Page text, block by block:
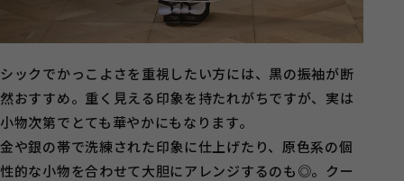
シックでかっこよさを重視したい方には、黒の振袖が断
然おすすめ。重く見える印象を持たれがちですが、実は
小物次第でとても華やかにもなります。
金や銀の帯で洗練された印象に仕上げたり、原色系の個
性的な小物を合わせて大胆にアレンジするのも◎。クー